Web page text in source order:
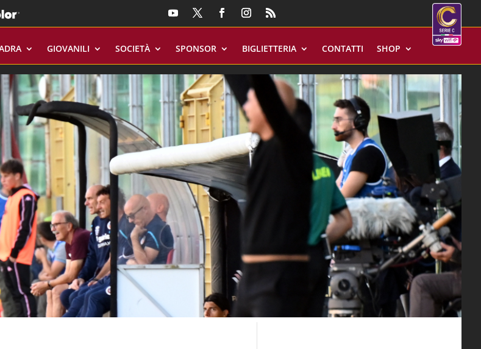
GIOVANILI SOCIETÀ SPONSOR BIGLIETTERIA CONTATTI SHOP